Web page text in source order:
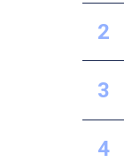
2
3
4